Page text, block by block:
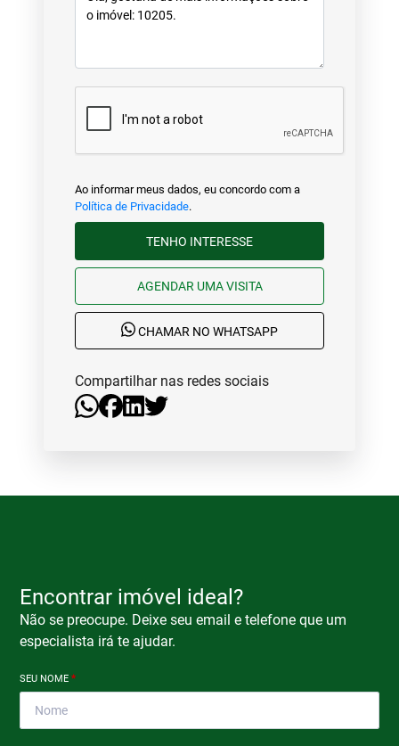
Ao informar meus dados, eu concordo com a
Política de Privacidade.
TENHO INTERESSE
AGENDAR UMA VISITA
CHAMAR NO WHATSAPP
Compartilhar nas redes sociais
Encontrar imóvel ideal?
Não se preocupe. Deixe seu email e telefone que um
especialista irá te ajudar.
SEU NOME*